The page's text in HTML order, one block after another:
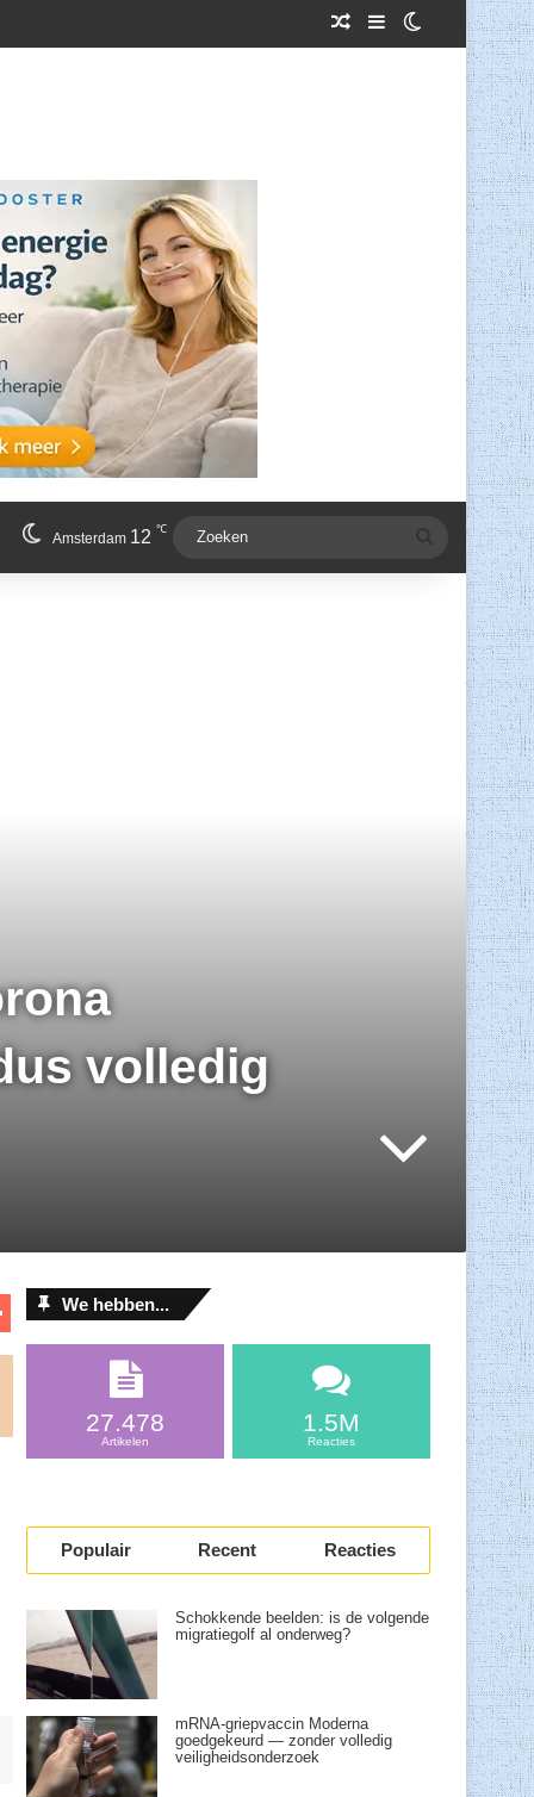
Willekeurig Artikel
SidebarSwitch skin
Amsterdam 12 ℃ Zoeken
volledig
D
el
n
We hebben...
27.478
Artikelen
1.5M
Reacties
Populair Recent Reacties
Schokkende beelden: is de volgende
migratiegolf al onderweg?
mRNA-griepvaccin Moderna
goedgekeurd — zonder volledig
veiligheidsonderzoek